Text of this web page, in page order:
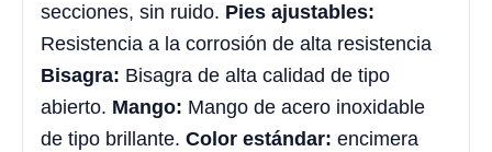
secciones, sin ruido. Pies ajustables:
Resistencia a la corrosión de alta resistencia
Bisagra: Bisagra de alta calidad de tipo
abierto. Mango: Mango de acero inoxidable
de tipo brillante. Color estándar: encimera